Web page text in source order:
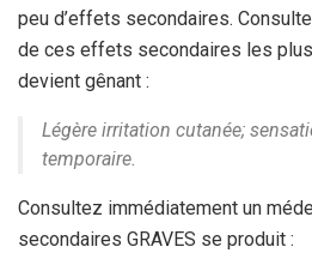
peu d’effets secondaires.
de ces effets secondaires les
devient gênant :
Légère irritation cutanée;
temporaire.
Consultez immédiatement un
secondaires GRAVES se produit :